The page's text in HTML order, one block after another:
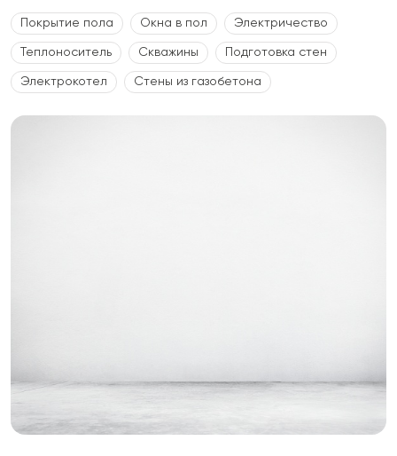
Покрытие пола Окна в пол Электричество
Теплоноситель Скважины Подготовка стен
Электрокотел Стены из газобетона